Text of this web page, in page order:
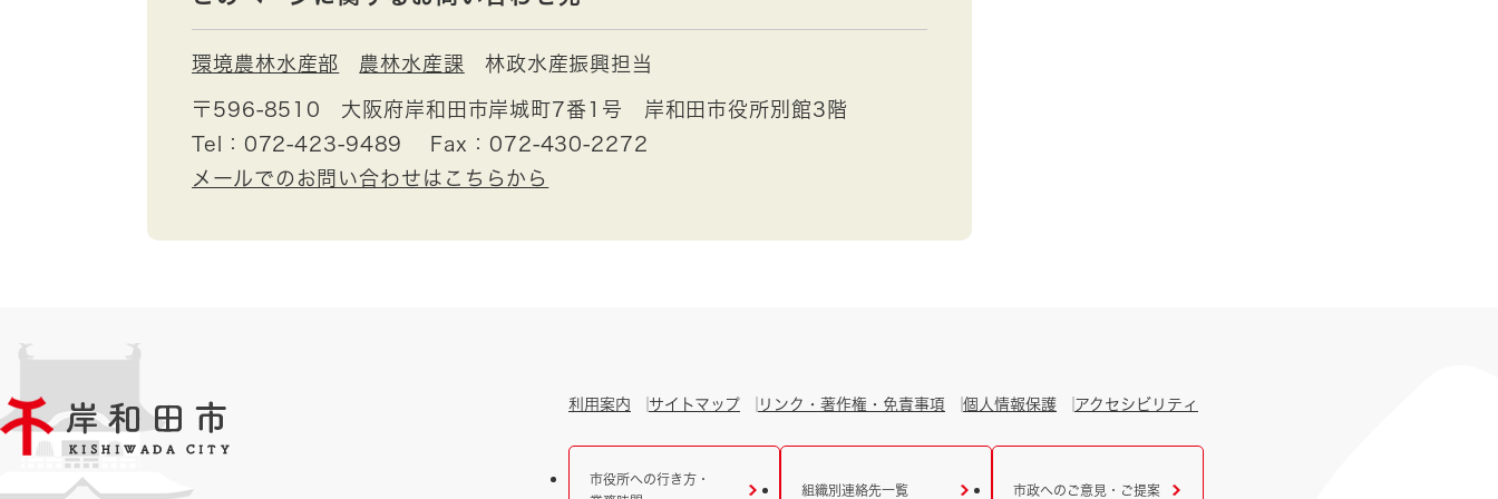
環境農林水産部 農林水産課 林政水産振興担当
〒596-8510
大阪府岸和田市岸城町7番1号 岸和田市役所別館3階
Tel：072-423-9489
Fax：072-430-2272
メールでのお問い合わせはこちらから
利用案内 サイトマップ リンク・著作権・免責事項 個人情報保護 アクセシビリティ
市役所への行き方・
組織別連絡先一覧 市政へのご意見・ご提案